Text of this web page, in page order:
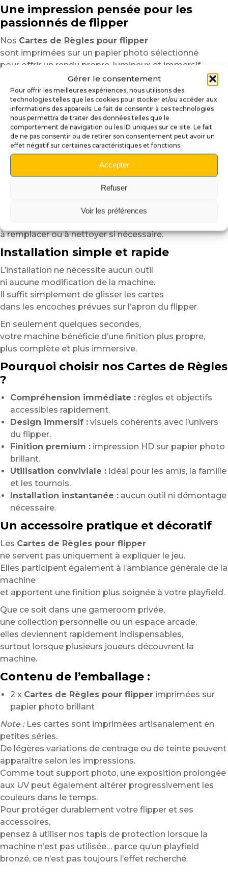
Gérer le consentement
Pour offrir les meilleures expériences, nous utilisons des
technologies telles que les cookies pour stocker et/ou accéder aux
informations des appareils. Le fait de consentir à ces technologies
nous permettra de traiter des données telles que le
comportement de navigation ou les ID uniques sur ce site. Le fait
de ne pas consentir ou de retirer son consentement peut avoir un
effet négatif sur certaines caractéristiques et fonctions.
Accepter
Refuser
Voir les préférences
Une impression pensée pour les
passionnés de flipper
Nos Cartes de Règles pour flipper
sont imprimées sur un papier photo sélectionné
pour offrir un rendu propre, lumineux et immersif.
Les contrastes restent marqués,
les noirs profonds
et les éléments graphiques parfaitement détaillés.
Chaque visuel est travaillé afin de conserver
une excellente cohérence avec le thème du flipper.
Le résultat apporte une finition plus professionnelle
et améliore immédiatement l’apparence générale de
Le papier photo utilisé offre également
à remplacer ou à nettoyer si nécessaire.
Installation simple et rapide
L’installation ne nécessite aucun outil
ni aucune modification de la machine.
Il suffit simplement de glisser les cartes
dans les encoches prévues sur l’apron du flipper.
En seulement quelques secondes,
votre machine bénéficie d’une finition plus propre,
plus complète et plus immersive.
Pourquoi choisir nos Cartes de Règles
?
Compréhension immédiate : règles et objectifs
accessibles rapidement.
Design immersif : visuels cohérents avec l’univers
du flipper.
Finition premium : impression HD sur papier photo
brillant.
Utilisation conviviale : idéal pour les amis, la famille
et les tournois.
Installation instantanée : aucun outil ni démontage
nécessaire.
Un accessoire pratique et décoratif
Les Cartes de Règles pour flipper
ne servent pas uniquement à expliquer le jeu.
Elles participent également à l’ambiance générale de la
machine
et apportent une finition plus soignée à votre playfield.
Que ce soit dans une gameroom privée,
une collection personnelle ou un espace arcade,
elles deviennent rapidement indispensables,
surtout lorsque plusieurs joueurs découvrent la
machine.
Contenu de l’emballage :
2 x Cartes de Règles pour flipper imprimées sur
papier photo brillant
Note :Les cartes sont imprimées artisanalement en
petites séries.
De légères variations de centrage ou de teinte peuvent
apparaître selon les impressions.
Comme tout support photo, une exposition prolongée
aux UV peut également altérer progressivement les
couleurs dans le temps.
Pour protéger durablement votre flipper et ses
accessoires,
pensez à utiliser nos tapis de protection lorsque la
machine n’est pas utilisée… parce qu’un playfield
bronzé, ce n’est pas toujours l’effet recherché.